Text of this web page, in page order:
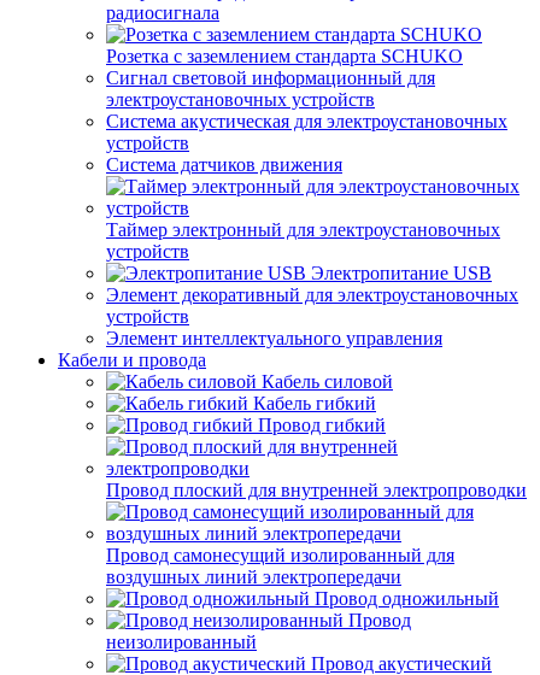
радиосигнала
Розетка с заземлением стандарта SCHUKO
Сигнал световой информационный для
электроустановочных устройств
Система акустическая для электроустановочных
устройств
Система датчиков движения
Таймер электронный для электроустановочных
устройств
Электропитание USB
Элемент декоративный для электроустановочных
устройств
Элемент интеллектуального управления
Кабели и провода
Кабель силовой
Кабель гибкий
Провод гибкий
Провод плоский для внутренней электропроводки
Провод самонесущий изолированный для
воздушных линий электропередачи
Провод одножильный
Провод
неизолированный
Провод акустический